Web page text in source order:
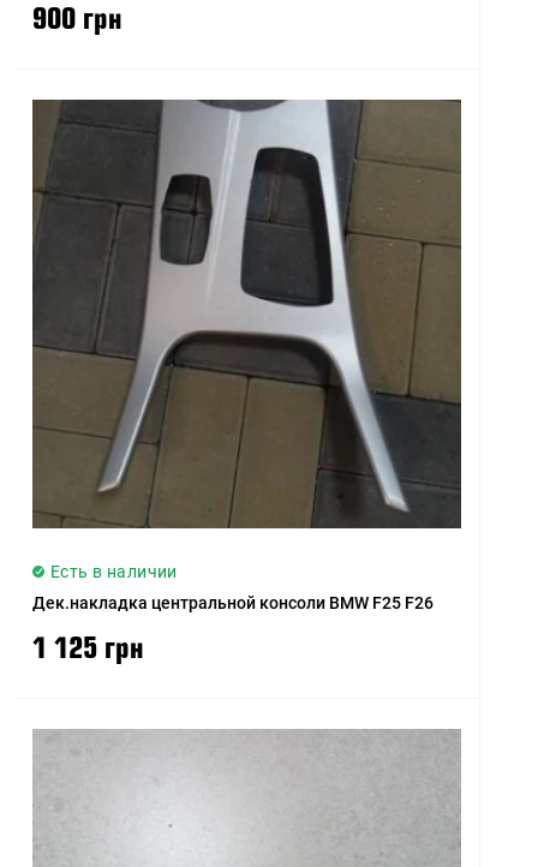
900 грн
Есть в наличии
Дек.накладка центральной консоли BMW F25 F26
1 125 грн